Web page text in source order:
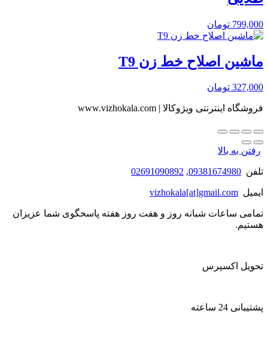
799,000 تومان
ماشین اصلاح خط زن T9
327,000 تومان
فروشگاه اینترنتی ویژوکالا | www.vizhokala.com
رفتن به بالا
تلفن 09381674980
,
02691090892
ایمیل vizhokala[at]gmail.com
تمامی ساعات شبانه روز و هفت روز هفته پاسخگوی شما عزیزان
هستیم.
تحویل اکسپرس
پشتیبانی 24 ساعته